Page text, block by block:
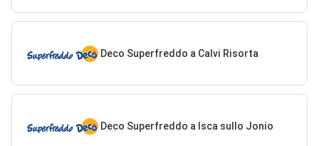
Deco Superfreddo a Calvi Risorta
Deco Superfreddo a Isca sullo Jonio